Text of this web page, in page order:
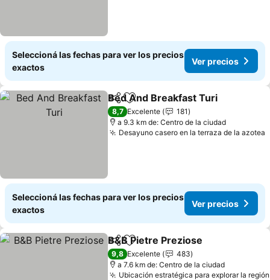
Seleccioná las fechas para ver los precios
exactos
Ver precios
CompartirAñadir a favoritos
Bed And Breakfast Turi
8,7 Excelente
181
a 9.3 km de: Centro de la ciudad
Desayuno casero en la terraza de la azotea
Seleccioná las fechas para ver los precios
exactos
Ver precios
CompartirAñadir a favoritos
B&B Pietre Preziose
9,8 Excelente
483
a 7.6 km de: Centro de la ciudad
Ubicación estratégica para explorar la región